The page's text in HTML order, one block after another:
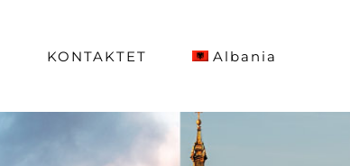
KONTAKTET Albania